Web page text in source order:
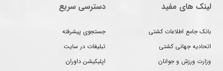
لینک های مفید
بانک جامع اطلاعات کشتی
اتحادیه جهانی کشتی
وزارت ورزش و جوانان
دسترسی سریع
جستجوی پیشرفته
تبلیغات در سایت
اپلیکیشن داوران